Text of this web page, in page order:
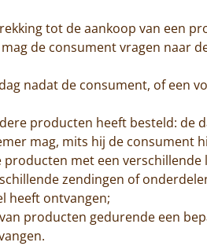
tot de aankoop van een
de consument vragen naar
nadat de consument, of een
producten heeft besteld: de
mag, mits hij de consument
met een verschillende
zendingen of
heeft ontvangen;
producten gedurende een